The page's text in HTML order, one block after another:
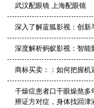
武汉配眼镜 上海配眼镜
深入了解蓝狐影视：创新
深度解析蚂蚁影视：智
商标买卖：：如何把握机
干燥症患者口干眼燥熬
辨证方对症，身体找回津